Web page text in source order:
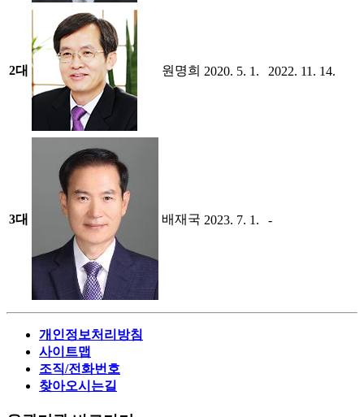
2대 원명희 2020. 5. 1. 2022. 11. 14.
3대 배재국 2023. 7. 1. -
개인정보처리방침
사이트맵
조직/전화번호
찾아오시는길